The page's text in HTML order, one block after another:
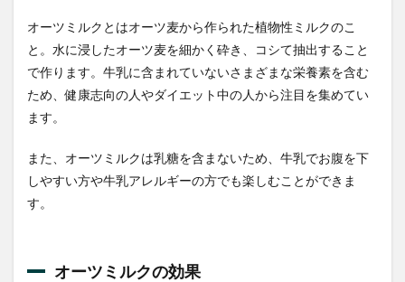
の栄
養成
分
1.3.1
1.3.2
ン
オーツミルクとはオーツ麦から作られた植物性ミルクのこ
と。水に浸したオーツ麦を細かく砕き、コシて抽出すること
で作ります。牛乳に含まれていないさまざまな栄養素を含む
ため、健康志向の人やダイエット中の人から注目を集めてい
ます。
また、オーツミルクは乳糖を含まないため、牛乳でお腹を下
しやすい方や牛乳アレルギーの方でも楽しむことができま
す。
オーツミルクの効果